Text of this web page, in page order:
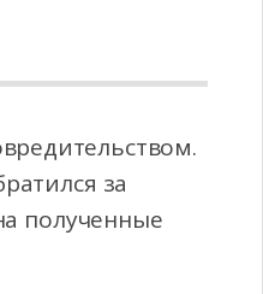
за
полученные